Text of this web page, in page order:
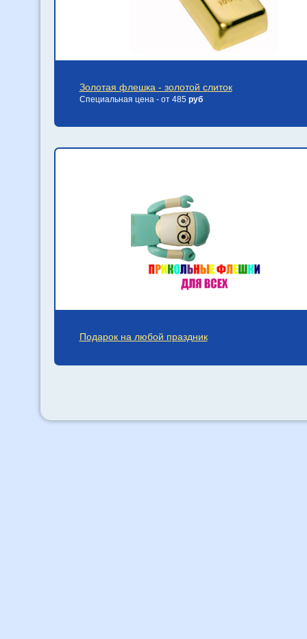
Золотая флешка - золотой слиток
Специальная цена - от 485 руб
Подарок на любой праздник